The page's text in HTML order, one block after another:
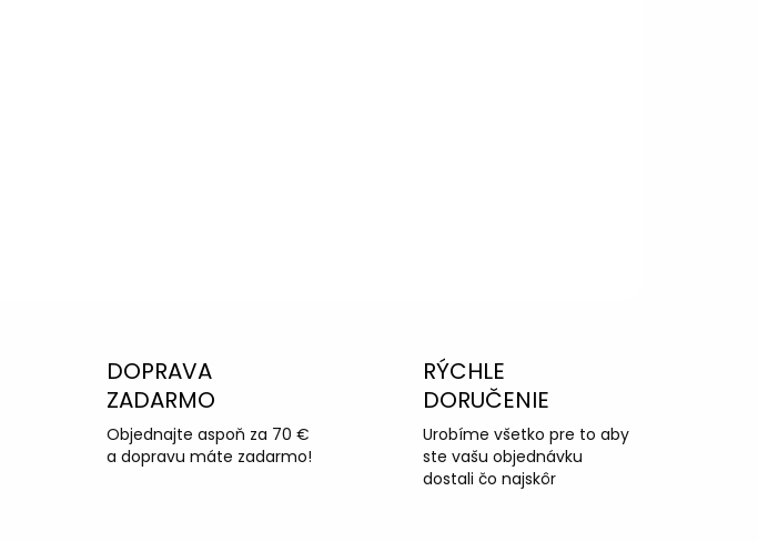
DOPRAVA
ZADARMO
Objednajte aspoň za 70 €
a dopravu máte zadarmo!
RÝCHLE
DORUČENIE
Urobíme všetko pre to aby
ste vašu objednávku
dostali čo najskôr